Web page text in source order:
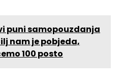
puni samopouzdanja
nam je pobjeda,
100 posto